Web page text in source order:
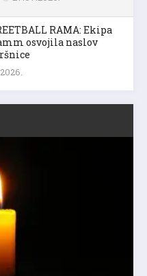
RAMA: Ekipa
osvojila naslov